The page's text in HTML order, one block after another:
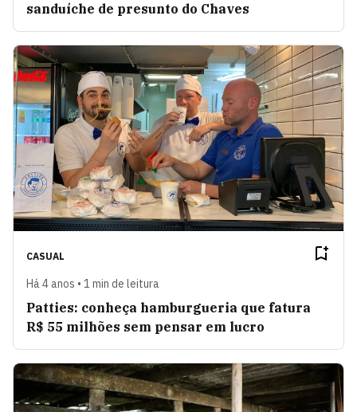
sanduíche de presunto do Chaves
CASUAL
Há 4 anos • 1 min de leitura
Patties: conheça hamburgueria que fatura
R$ 55 milhões sem pensar em lucro